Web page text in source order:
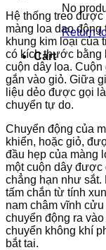
No
Return
Cart
Hệ thống treo
màng loa dao
khung kim loại của
có kích thước bằng
cuộn dây loa.
gắn vào giỏ. Giữa
liệu dẻo được gọi
chuyển tự do.
Chuyển động của
khiển, hoặc giỏ,
đầu hẹp của màng
một cuộn dây được
chẳng hạn như sắt.
tấm chắn từ tính
nam châm vĩnh
chuyển động ra
chuyển không khí
bắt tai.